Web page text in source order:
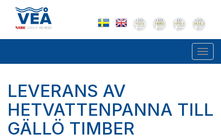
LEVERANS AV
HETVATTENPANNA TILL
GÄLLÖ TIMBER